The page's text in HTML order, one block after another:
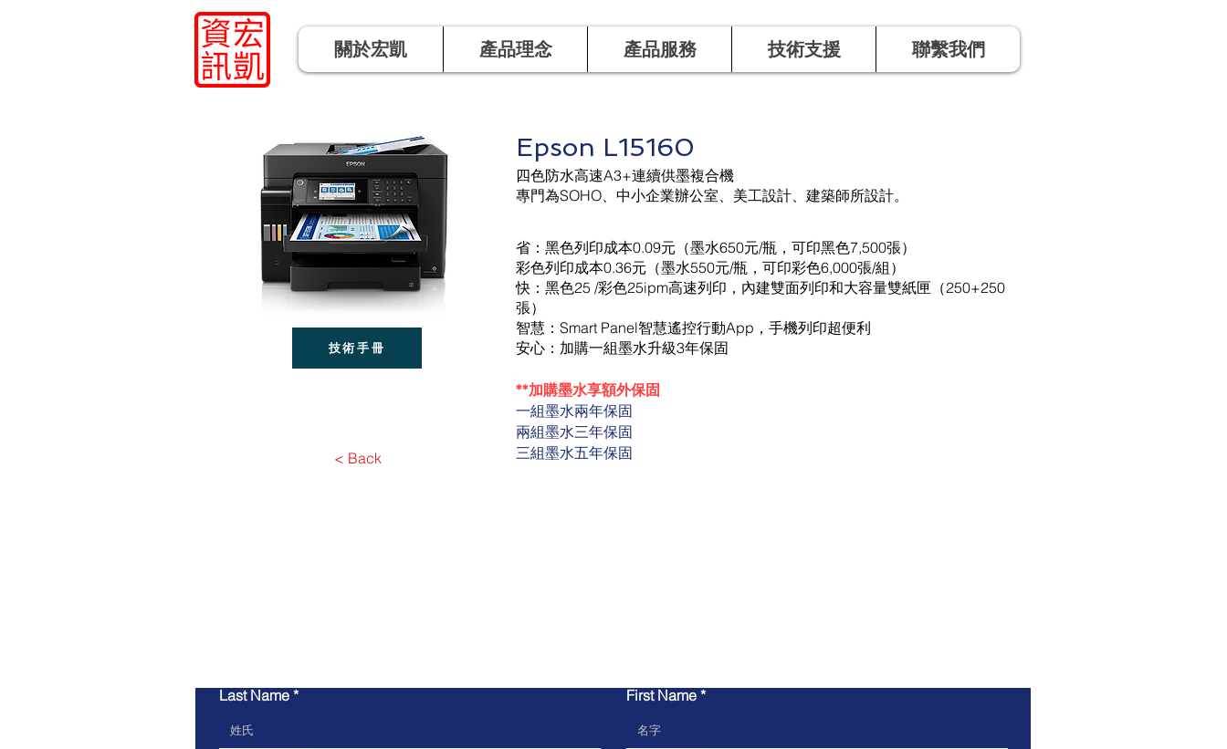
關於宏凱 產品理念 產品服務 技術支援 聯繫我們
技術手冊
< Back
Epson L15160
四色防水高速A3+連續供墨複合機
專門為SOHO、中小企業辦公室、美工設計、建築師所設計。
省：黑色列印成本0.09元（墨水650元/瓶，可印黑色7,500張）
彩色列印成本0.36元（墨水550元/瓶，可印彩色6,000張/組）
快：黑色25 /彩色25ipm高速列印，內建雙面列印和大容量雙紙匣（250+250
張）
智慧：Smart Panel智慧遙控行動App，手機列印超便利
安心：加購一組墨水升級3年保固
**加購墨水享額外保固
一組墨水兩年保固
兩組墨水三年保固
三組墨水五年保固
Last Name First Name